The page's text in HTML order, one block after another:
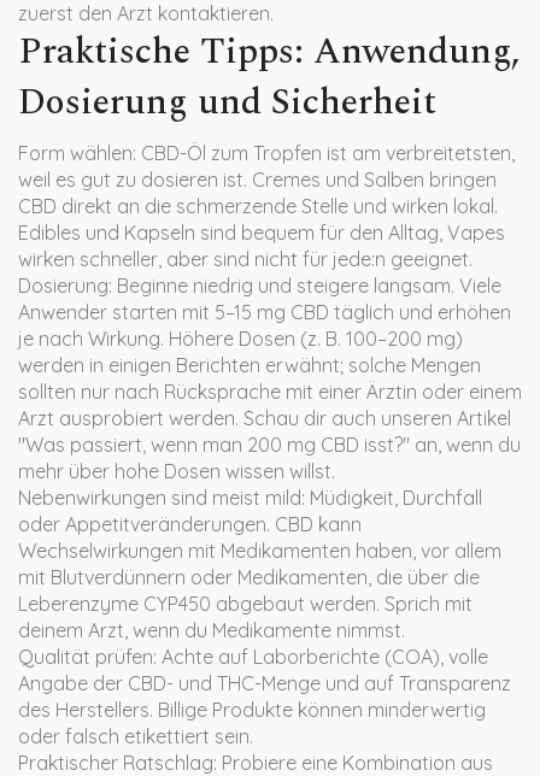
zuerst den Arzt kontaktieren.
Praktische Tipps: Anwendung,
Dosierung und Sicherheit
Form wählen: CBD-Öl zum Tropfen ist am verbreitetsten,
weil es gut zu dosieren ist. Cremes und Salben bringen
CBD direkt an die schmerzende Stelle und wirken lokal.
Edibles und Kapseln sind bequem für den Alltag, Vapes
wirken schneller, aber sind nicht für jede:n geeignet.
Dosierung: Beginne niedrig und steigere langsam. Viele
Anwender starten mit 5–15 mg CBD täglich und erhöhen
je nach Wirkung. Höhere Dosen (z. B. 100–200 mg)
werden in einigen Berichten erwähnt; solche Mengen
sollten nur nach Rücksprache mit einer Ärztin oder einem
Arzt ausprobiert werden. Schau dir auch unseren Artikel
"Was passiert, wenn man 200 mg CBD isst?" an, wenn du
mehr über hohe Dosen wissen willst.
Nebenwirkungen sind meist mild: Müdigkeit, Durchfall
oder Appetitveränderungen. CBD kann
Wechselwirkungen mit Medikamenten haben, vor allem
mit Blutverdünnern oder Medikamenten, die über die
Leberenzyme CYP450 abgebaut werden. Sprich mit
deinem Arzt, wenn du Medikamente nimmst.
Qualität prüfen: Achte auf Laborberichte (COA), volle
Angabe der CBD- und THC-Menge und auf Transparenz
des Herstellers. Billige Produkte können minderwertig
oder falsch etikettiert sein.
Praktischer Ratschlag: Probiere eine Kombination aus